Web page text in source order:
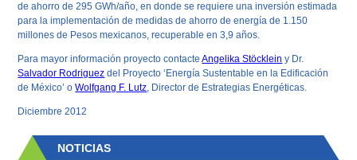
de ahorro de 295 GWh/año, en donde se requiere una inversión estimada
para la implementación de medidas de ahorro de energía de 1.150
millones de Pesos mexicanos, recuperable en 3,9 años.
Para mayor información proyecto contacteAngelika Stöcklein y Dr.
Salvador Rodriguez del Proyecto ‘Energía Sustentable en la Edificación
de México’ oWolfgang F. Lutz, Director de Estrategias Energéticas.
Diciembre 2012
NOTICIAS